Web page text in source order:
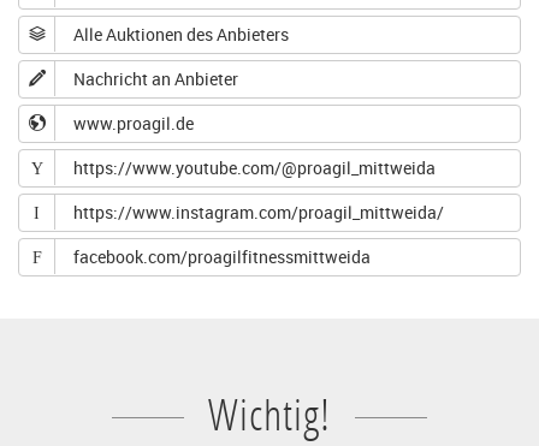
Alle Auktionen des Anbieters
Nachricht an Anbieter
www.proagil.de
Y https://www.youtube.com/@proagil_mittweida
I https://www.instagram.com/proagil_mittweida/
F facebook.com/proagilfitnessmittweida
Wichtig!